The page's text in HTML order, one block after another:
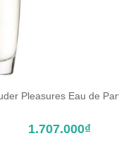
ĐẶT TRƯỚC SẢN PHẨM
Pleasures Eau de
1.707.000₫